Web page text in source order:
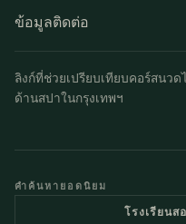
ข้อมูลติดต่อ
ลิงก์ที่ช่วยเปรียบเทียบคอร์สนว
ด้านสปาในกรุงเทพฯ
คำค้นหายอดนิยม
โรงเรียนส